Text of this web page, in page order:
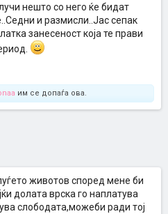
нешто со него ќе бидат
и размисли..Јас сепак
занесеност која те прави
им се допаѓа ова.
животов според мене би
долата врска го наплатува
слободата,можеби ради тој